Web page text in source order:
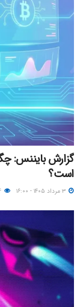
گزارش بایننس:
است؟